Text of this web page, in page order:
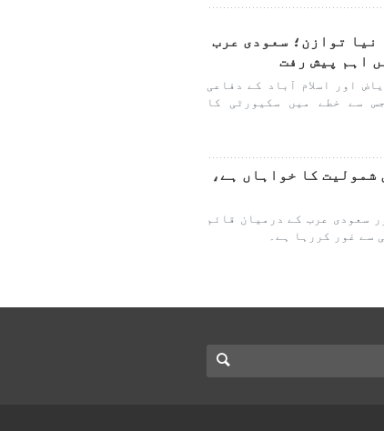
نیا توازن؛ سعودی عرب
اہم پیش رفت
اور اسلام آباد کے دفاعی
سے خطے میں سکیورٹی کا
شمولیت کا خواہاں ہے،
سعودی عرب کے درمیان قائم
سے غور کررہا ہے۔